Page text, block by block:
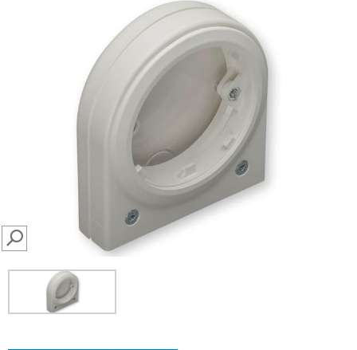
SEARCH